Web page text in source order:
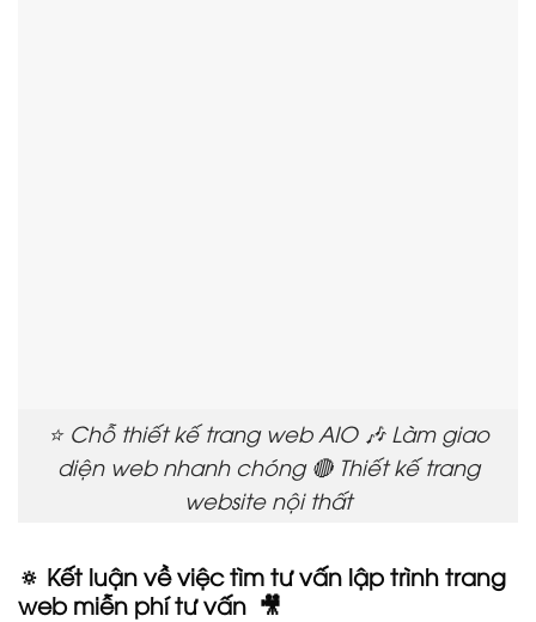
⭐ Chỗ thiết kế trang web AIO 🎶 Làm giao
diện web nhanh chóng 🔴 Thiết kế trang
website nội thất
🔅 Kết luận về việc tìm tư vấn lập trình trang
web miễn phí tư vấn 🎥